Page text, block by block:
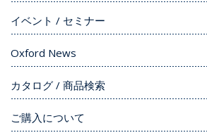
イベント / セミナー
Oxford News
カタログ / 商品検索
ご購入について